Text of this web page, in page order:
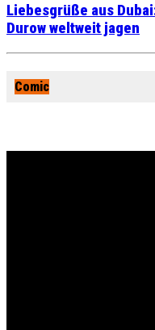
Liebesgrüße aus
Durow weltweit jagen
Comic